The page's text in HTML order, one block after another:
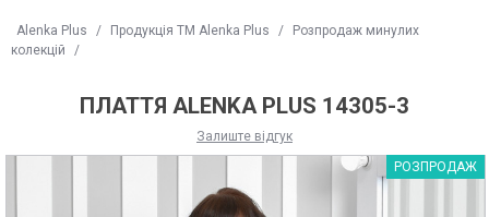
Alenka Plus / Продукція ТМ Alenka Plus /
Розпродаж минулих
колекцій
/
ПЛАТТЯ ALENKA PLUS 14305-3
Залиште відгук
РОЗПРОДАЖ